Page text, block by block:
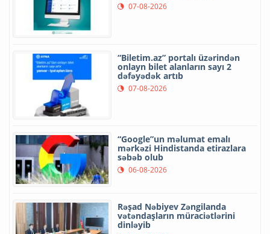
07-08-2026
“Biletim.az” portalı üzərindən
onlayn bilet alanların sayı 2
dəfəyədək artıb
07-08-2026
“Google”un məlumat emalı
mərkəzi Hindistanda etirazlara
səbəb olub
06-08-2026
Rəşad Nəbiyev Zəngilanda
vətəndaşların müraciətlərini
dinləyib